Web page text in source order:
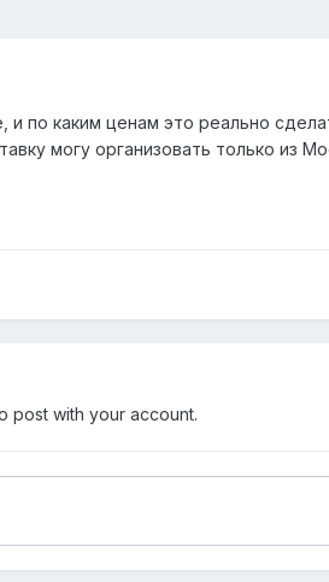
и по каким ценам это реально
могу организовать только из
post with your account.